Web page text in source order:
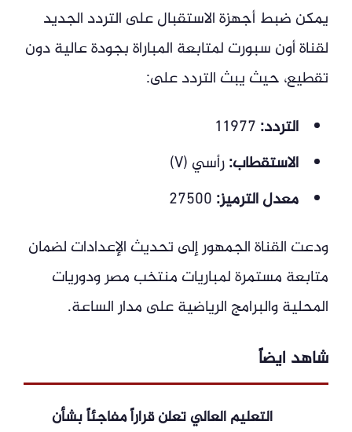
يمكن ضبط أجهزة الاستقبال على التردد الجديد
لقناة أون سبورت لمتابعة المباراة بجودة عالية دون
تقطيع، حيث يبث التردد على:
التردد:
الاستقطاب:رأسي (V)
معدل الترميز:
ودعت القناة الجمهور إلى تحديث الإعدادات لضمان
متابعة مستمرة لمباريات منتخب مصر ودوريات
المحلية والبرامج الرياضية على مدار الساعة.
شاهد ايضاً
التعليم العالي تعلن قراراً مفاجئاً بشأن